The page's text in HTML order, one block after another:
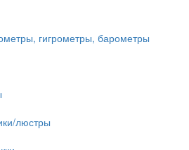
гигрометры, барометры
люстры